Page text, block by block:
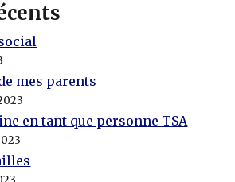
mes parents
en tant que personne TSA